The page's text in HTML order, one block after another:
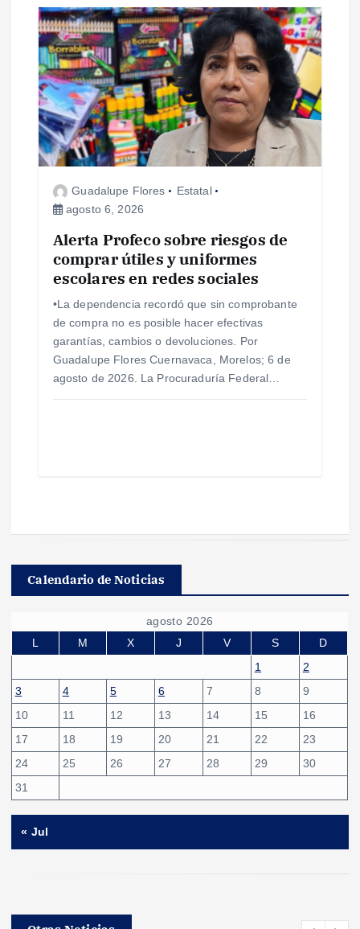
a
s
Guadalupe Flores
Estatal
agosto 6, 2026
Alerta Profeco sobre riesgos de
comprar útiles y uniformes
escolares en redes sociales
•La dependencia recordó que sin comprobante
de compra no es posible hacer efectivas
garantías, cambios o devoluciones. Por
Guadalupe Flores Cuernavaca, Morelos; 6 de
agosto de 2026. La Procuraduría Federal…
Calendario de Noticias
agosto 2026
L
M X J V S
D
1
2
3
4 5 6 7 8
9
10
11 12 13 14 15
16
17
18 19 20 21 22
23
24
25 26 27 28 29
30
31
« Jul